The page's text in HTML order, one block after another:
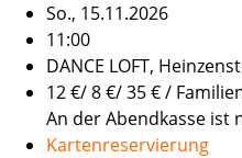
So., 15.11.2026
11:00
DANCE LOFT,
12 €/ 8 €/ 35 € /
An der Abendkasse ist
Kartenreservierung